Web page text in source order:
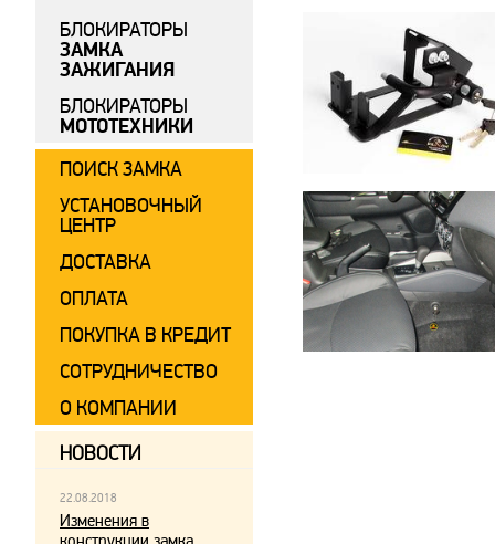
БЛОКИРАТОРЫ
ЗАМКА
ЗАЖИГАНИЯ
БЛОКИРАТОРЫ
МОТОТЕХНИКИ
ПОИСК ЗАМКА
УСТАНОВОЧНЫЙ
ЦЕНТР
ДОСТАВКА
ОПЛАТА
ПОКУПКА В КРЕДИТ
СОТРУДНИЧЕСТВО
О КОМПАНИИ
НОВОСТИ
22.08.2018
Изменения в
конструкции замка